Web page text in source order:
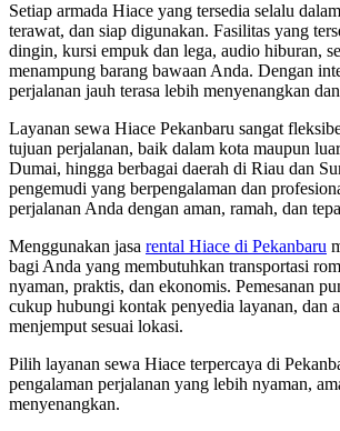
Setiap armada Hiace yang tersedia selalu
terawat, dan siap digunakan. Fasilitas yang
dingin, kursi empuk dan lega, audio hiburan,
menampung barang bawaan Anda. Dengan
perjalanan jauh terasa lebih menyenangkan
Layanan sewa Hiace Pekanbaru sangat
tujuan perjalanan, baik dalam kota maupun
Dumai, hingga berbagai daerah di Riau dan
pengemudi yang berpengalaman dan
perjalanan Anda dengan aman, ramah, dan
Menggunakan jasa rental Hiace di Pekanbaru
bagi Anda yang membutuhkan transportasi
nyaman, praktis, dan ekonomis. Pemesanan
cukup hubungi kontak penyedia layanan, dan
menjemput sesuai lokasi.
Pilih layanan sewa Hiace terpercaya di
pengalaman perjalanan yang lebih nyaman,
menyenangkan.